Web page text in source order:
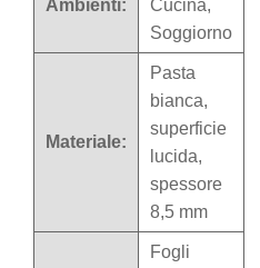
Ambienti:
Cucina,
Soggiorno
Materiale:
Pasta
bianca,
superficie
lucida,
spessore
8,5 mm
Fogli